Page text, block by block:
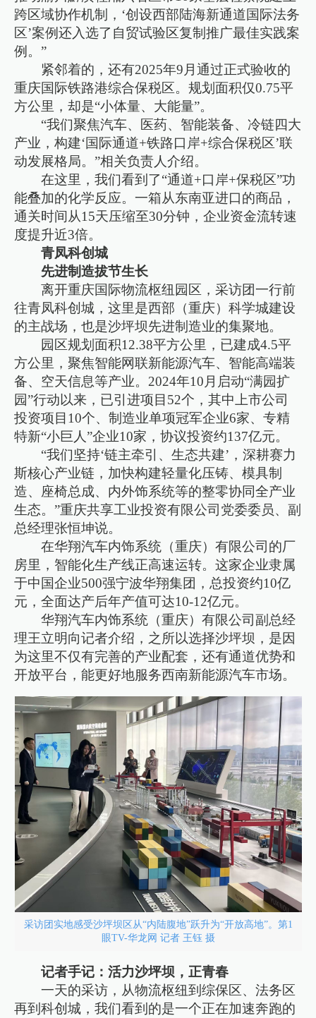
跨区域协作机制，‘创设西部陆海新通道国际法务
区’案例还入选了自贸试验区复制推广最佳实践案
例。”
紧邻着的，还有2025年9月通过正式验收的
重庆国际铁路港综合保税区。规划面积仅0.75平
方公里，却是“小体量、大能量”。
“我们聚焦汽车、医药、智能装备、冷链四大
产业，构建‘国际通道+铁路口岸+综合保税区’联
动发展格局。”相关负责人介绍。
在这里，我们看到了“通道+口岸+保税区”功
能叠加的化学反应。一箱从东南亚进口的商品，
通关时间从15天压缩至30分钟，企业资金流转速
度提升近3倍。
青凤科创城
先进制造拔节生长
离开重庆国际物流枢纽园区，采访团一行前
往青凤科创城，这里是西部（重庆）科学城建设
的主战场，也是沙坪坝先进制造业的集聚地。
园区规划面积12.38平方公里，已建成4.5平
方公里，聚焦智能网联新能源汽车、智能高端装
备、空天信息等产业。2024年10月启动“满园扩
园”行动以来，已引进项目52个，其中上市公司
投资项目10个、制造业单项冠军企业6家、专精
特新“小巨人”企业10家，协议投资约137亿元。
“我们坚持‘链主牵引、生态共建’，深耕赛力
斯核心产业链，加快构建轻量化压铸、模具制
造、座椅总成、内外饰系统等的整零协同全产业
生态。”重庆共享工业投资有限公司党委委员、副
总经理张恒坤说。
在华翔汽车内饰系统（重庆）有限公司的厂
房里，智能化生产线正高速运转。这家企业隶属
于中国企业500强宁波华翔集团，总投资约10亿
元，全面达产后年产值可达10-12亿元。
华翔汽车内饰系统（重庆）有限公司副总经
理王立明向记者介绍，之所以选择沙坪坝，是因
为这里不仅有完善的产业配套，还有通道优势和
开放平台，能更好地服务西南新能源汽车市场。
采访团实地感受沙坪坝区从“内陆腹地”跃升为“开放高地”。第1
眼TV-华龙网 记者 王钰 摄
记者手记：活力沙坪坝，正青春
一天的采访，从物流枢纽到综保区、法务区
再到科创城，我们看到的是一个正在加速奔跑的